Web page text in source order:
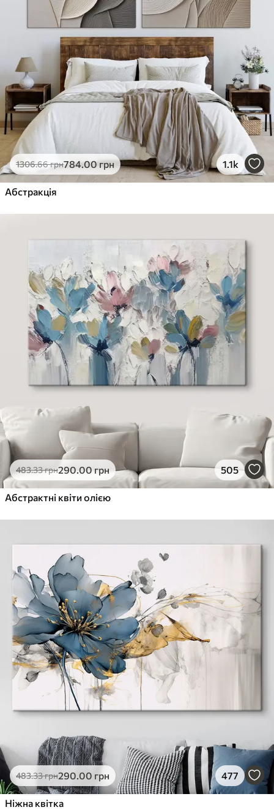
1306.66грн784.00грн 1.1k
Абстракція
483.33грн290.00грн 505
Абстрактні квіти олією
483.33грн290.00 грн 477
Ніжна квітка